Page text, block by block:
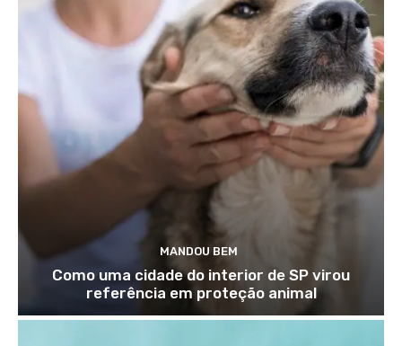
MANDOU BEM
Como uma cidade do interior de SP virou
referência em proteção animal